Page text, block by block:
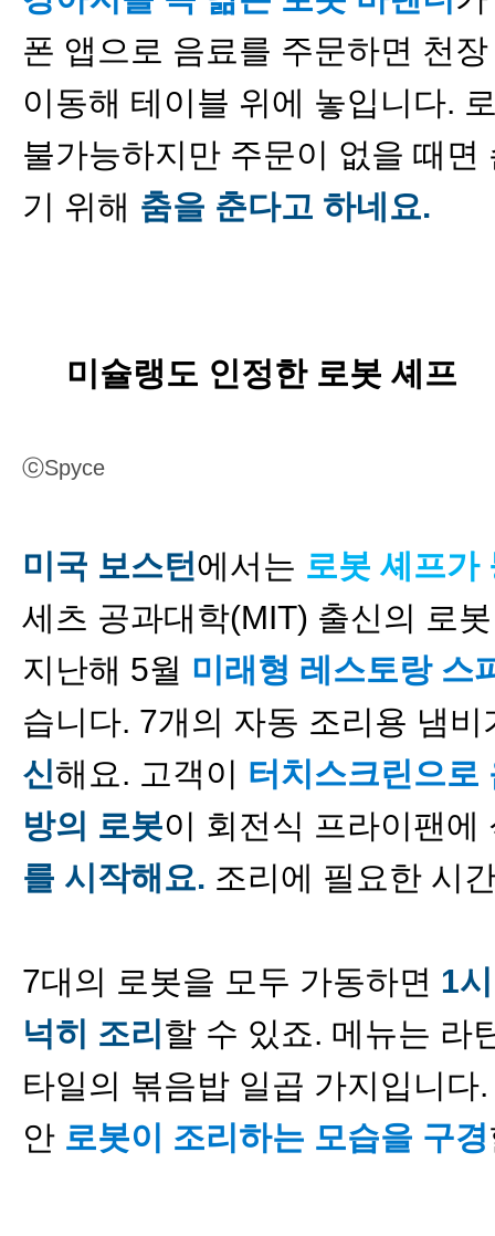
폰 앱으로 음료를 주문하면 천
이동해 테이블 위에 놓입니다.
불가능하지만 주문이 없을 때면
기 위해 춤을 춘다고 하네요.
미슐랭도 인정한 로봇 셰프
ⓒSpyce
미국 보스턴에서는 로봇 셰프가
세츠 공과대학(MIT) 출신의 로
지난해 5월 미래형 레스토랑 스
습니다. 7개의 자동 조리용 냄
신해요. 고객이 터치스크린으로
방의 로봇이 회전식 프라이팬에
를 시작해요. 조리에 필요한 시
7대의 로봇을 모두 가동하면 1
넉히 조리 할 수 있죠. 메뉴는 라
타일의 볶음밥 일곱 가지입니다
안 로봇이 조리하는 모습을 구경